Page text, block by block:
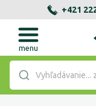
+421
menu
Vyhľadávanie...